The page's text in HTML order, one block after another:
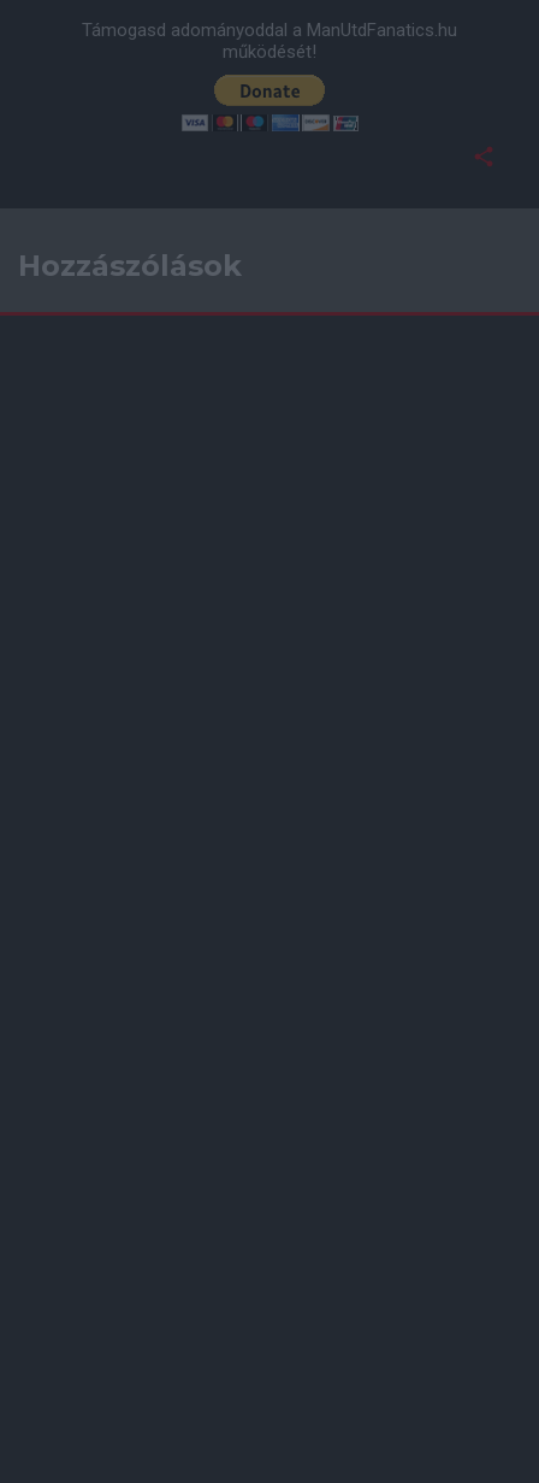
Támogasd adományoddal a ManUtdFanatics.hu
működését!
Hozzászólások